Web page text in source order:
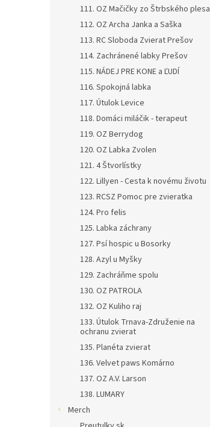
111. OZ Mačičky zo Štrbského plesa
112. OZ Archa Janka a Saška
113. RC Sloboda Zvierat Prešov
114. Zachránené labky Prešov
115. NÁDEJ PRE KONE a ĽUDÍ
116. Spokojná labka
117. Útulok Levice
118. Domáci miláčik - terapeut
119. OZ Berrydog
120. OZ Labka Zvolen
121. 4 Štvorlístky
122. Lillyen - Cesta k novému životu
123. RCSZ Pomoc pre zvieratka
124. Pro felis
125. Labka záchrany
127. Psí hospic u Bosorky
128. Azyl u Myšky
129. Zachráňme spolu
130. OZ PATROLA
132. OZ Kuliho raj
133. Útulok Trnava-Združenie na
ochranu zvierat
135. Planéta zvierat
136. Velvet paws Komárno
137. OZ A.V. Larson
138. LUMARY
Merch